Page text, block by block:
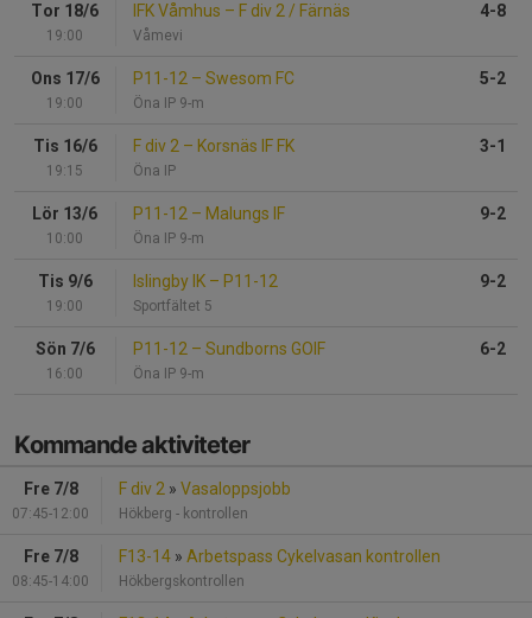
Tor 18/6
19:00
IFK Våmhus – F div 2 / Färnäs
Våmevi
4-8
Ons 17/6
19:00
P11-12 – Swesom FC
Öna IP 9-m
5-2
Tis 16/6
19:15
F div 2 – Korsnäs IF FK
Öna IP
3-1
Lör 13/6
10:00
P11-12 – Malungs IF
Öna IP 9-m
9-2
Tis 9/6
19:00
Islingby IK – P11-12
Sportfältet 5
9-2
Sön 7/6
16:00
P11-12 – Sundborns GOIF
Öna IP 9-m
6-2
Kommande aktiviteter
Fre 7/8
07:45-12:00
F div 2 » Vasaloppsjobb
Hökberg - kontrollen
Fre 7/8
08:45-14:00
F13-14 » Arbetspass Cykelvasan kontrollen
Hökbergskontrollen